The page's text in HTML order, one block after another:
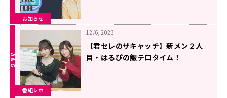
お知らせ
番組レポ
12/6, 2023
【君セレのザキャッチ】新メン２人
目・はるぴの飯テロタイム！